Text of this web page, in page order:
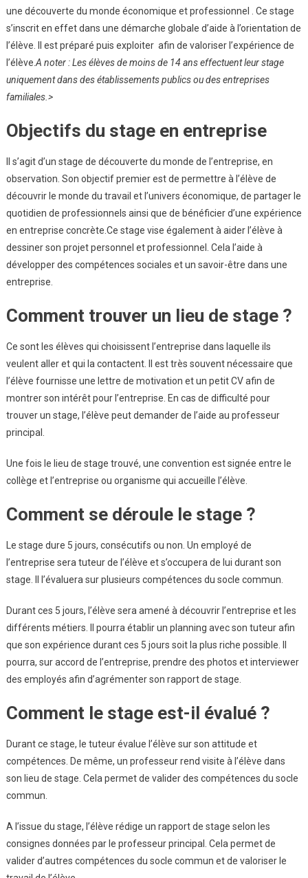
une découverte du monde économique et professionnel . Ce stage
s’inscrit en effet dans une démarche globale d’aide à l’orientation de
l’élève. Il est préparé puis exploiter afin de valoriser l’expérience de
l’élève. A noter : Les élèves de moins de 14 ans effectuent leur stage
uniquement dans des établissements publics ou des entreprises
familiales.>
Objectifs du stage en entreprise
Il s’agit d’un stage de découverte du monde de l’entreprise, en
observation. Son objectif premier est de permettre à l’élève de
découvrir le monde du travail et l’univers économique, de partager le
quotidien de professionnels ainsi que de bénéficier d’une expérience
en entreprise concrète.Ce stage vise également à aider l’élève à
dessiner son projet personnel et professionnel. Cela l’aide à
développer des compétences sociales et un savoir-être dans une
entreprise.
Comment trouver un lieu de stage ?
Ce sont les élèves qui choisissent l’entreprise dans laquelle ils
veulent aller et qui la contactent. Il est très souvent nécessaire que
l’élève fournisse une lettre de motivation et un petit CV afin de
montrer son intérêt pour l’entreprise. En cas de difficulté pour
trouver un stage, l’élève peut demander de l’aide au professeur
principal.
Une fois le lieu de stage trouvé, une convention est signée entre le
collège et l’entreprise ou organisme qui accueille l’élève.
Comment se déroule le stage ?
Le stage dure 5 jours, consécutifs ou non. Un employé de
l’entreprise sera tuteur de l’élève et s’occupera de lui durant son
stage. Il l’évaluera sur plusieurs compétences du socle commun.
Durant ces 5 jours, l’élève sera amené à découvrir l’entreprise et les
différents métiers. Il pourra établir un planning avec son tuteur afin
que son expérience durant ces 5 jours soit la plus riche possible. Il
pourra, sur accord de l’entreprise, prendre des photos et interviewer
des employés afin d’agrémenter son rapport de stage.
Comment le stage est-il évalué ?
Durant ce stage, le tuteur évalue l’élève sur son attitude et
compétences. De même, un professeur rend visite à l’élève dans
son lieu de stage. Cela permet de valider des compétences du socle
commun.
A l’issue du stage, l’élève rédige un rapport de stage selon les
consignes données par le professeur principal. Cela permet de
valider d’autres compétences du socle commun et de valoriser le